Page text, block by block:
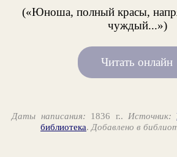
(«Юноша, полный красы,
чуждый...»)
Читать онлайн
Даты написания: 1836 г.. Источник:
библиотека. Добавлено в